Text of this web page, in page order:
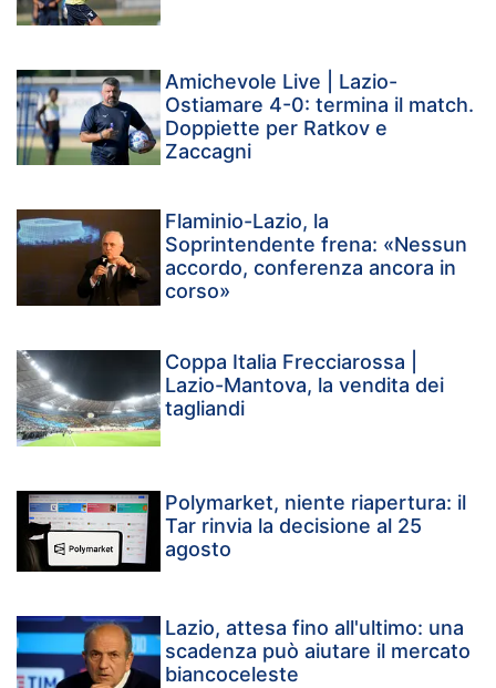
Amichevole Live | Lazio-
Ostiamare 4-0: termina il match.
Doppiette per Ratkov e
Zaccagni
Flaminio-Lazio, la
Soprintendente frena: «Nessun
accordo, conferenza ancora in
corso»
Coppa Italia Frecciarossa |
Lazio-Mantova, la vendita dei
tagliandi
Polymarket, niente riapertura: il
Tar rinvia la decisione al 25
agosto
Lazio, attesa fino all'ultimo: una
scadenza può aiutare il mercato
biancoceleste